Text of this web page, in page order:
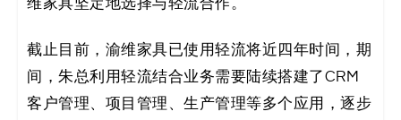
维家具坚定地选择与轻流合作。
截止目前，渝维家具已使用轻流将近四年时间，期
间，朱总利用轻流结合业务需要陆续搭建了CRM
客户管理、项目管理、生产管理等多个应用，逐步